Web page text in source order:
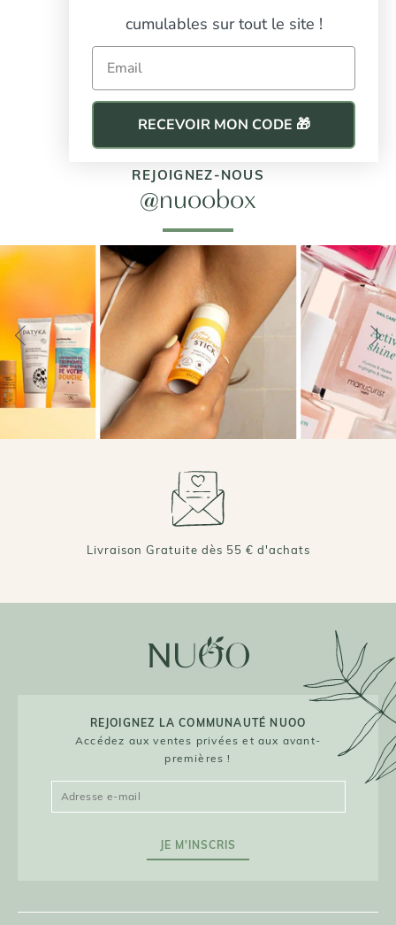
REJOIGNEZ-NOUS
@nuoobox
Livraison Gratuite dès 55 € d'achats
REJOIGNEZ LA COMMUNAUTÉ NUOO
Accédez aux ventes privées et aux avant-
premières !
JE M'INSCRIS
cumulables sur tout le site !
Email
RECEVOIR MON CODE 🎁